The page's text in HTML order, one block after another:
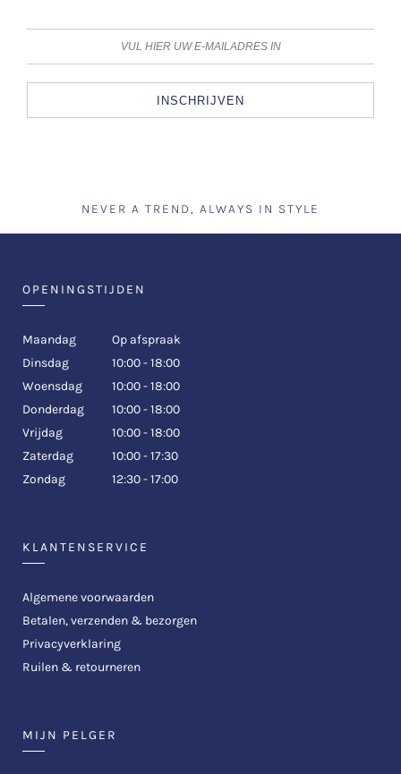
INSCHRIJVEN
NEVER A TREND, ALWAYS IN STYLE
OPENINGSTIJDEN
Maandag
Op afspraak
Dinsdag
10:00 - 18:00
Woensdag
10:00 - 18:00
Donderdag
10:00 - 18:00
Vrijdag
10:00 - 18:00
Zaterdag
10:00 - 17:30
Zondag
12:30 - 17:00
KLANTENSERVICE
Algemene voorwaarden
Betalen, verzenden & bezorgen
Privacyverklaring
Ruilen & retourneren
MIJN PELGER